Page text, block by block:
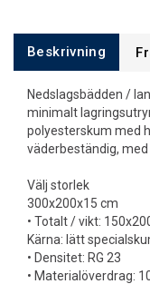
Beskrivning
Nedslagsbädden /
minimalt
polyesterskum med
väderbeständig,
Välj storlek
300x200x15 cm
• Totalt / vikt:
Kärna: lätt
• Densitet: RG 23
• Materialöverdrag: